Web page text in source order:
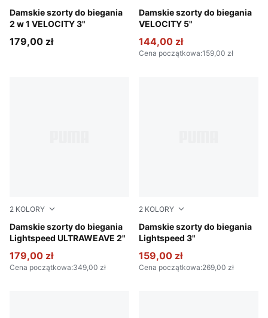
Damskie szorty do biegania
2 w 1 VELOCITY 3"
Light Lavender
179,00 zł
Damskie szorty do biegania
VELOCITY 5"
Gray Sky
144,00 zł
Cena początkowa:159,00 zł
2 KOLORY
Damskie szorty do biegania
Lightspeed ULTRAWEAVE 2"
Puma Black
179,00 zł
Cena początkowa:349,00 zł
2 KOLORY
Damskie szorty do biegania
Lightspeed 3"
Baltic Sea Blue
159,00 zł
Cena początkowa:269,00 zł